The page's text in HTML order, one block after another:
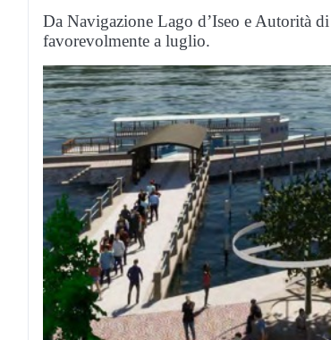
Da Navigazione Lago d’Iseo e Autorità
favorevolmente a luglio.